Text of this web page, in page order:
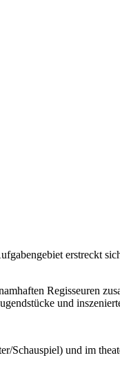
erstreckt
Regisseuren
und
Schauspiel) und im